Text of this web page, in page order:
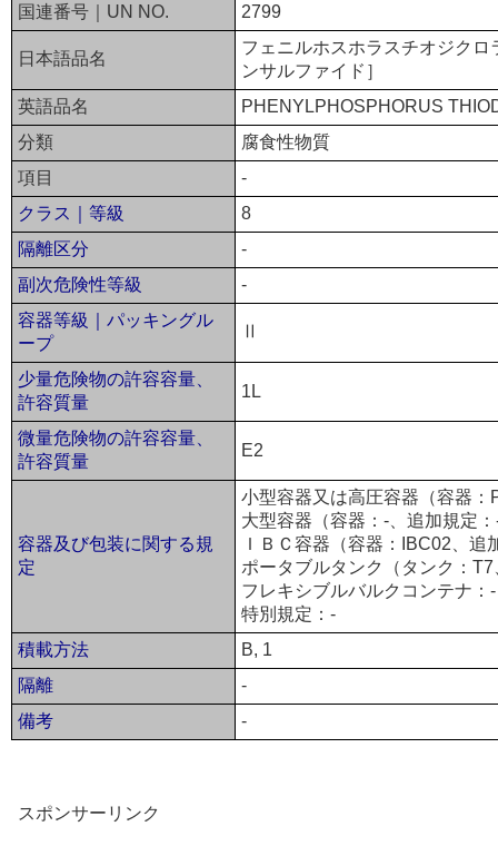
国連番号｜UN NO. 2799
日本語品名
フェニルホスホラスチオジク
ンサルファイド］
英語品名
PHENYLPHOSPHORUS
分類
腐食性物質
項目
-
クラス｜等級
8
隔離区分
-
副次危険性等級
-
容器等級｜パッキングル
ープ
Ⅱ
少量危険物の許容容量、
許容質量
1L
微量危険物の許容容量、
許容質量
E2
容器及び包装に関する規
定
小型容器又は高圧容器（容器：
大型容器（容器：-、追加規定
ＩＢＣ容器（容器：IBC02、追
ポータブルタンク（タンク：
フレキシブルバルクコンテナ：-
特別規定：-
積載方法
B, 1
隔離
-
備考
-
スポンサーリンク